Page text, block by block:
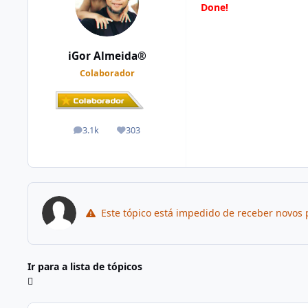
iGor Almeida®
Colaborador
3.1k
posts 303
Reputação
Done!
Este tópico está impedido de receber novos
Ir para a lista de tópicos